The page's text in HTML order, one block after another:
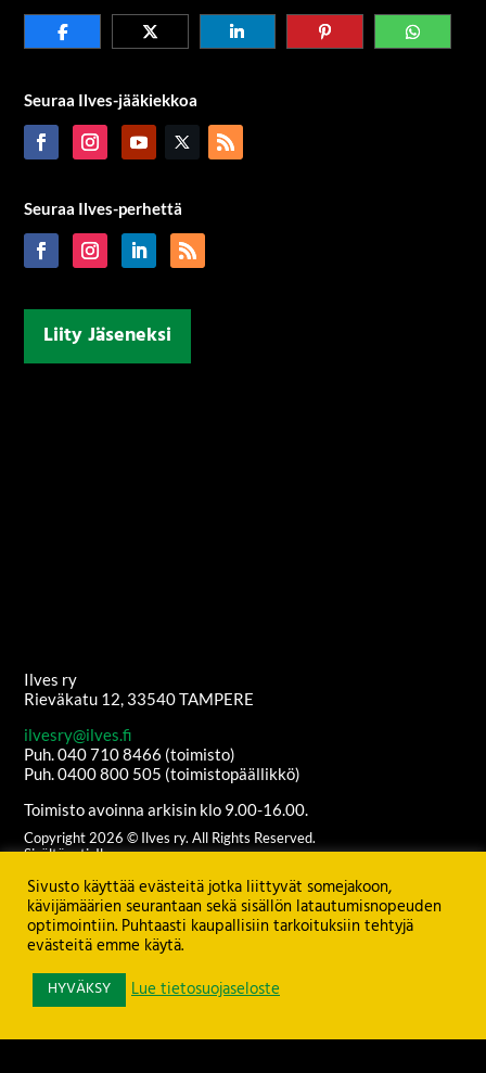
Seuraa Ilves-jääkiekkoa
Seuraa Ilves-perhettä
Liity Jäseneksi
Ilves ry
Rieväkatu 12, 33540 TAMPERE
ilvesry@ilves.fi
Puh. 040 710 8466 (toimisto)
Puh. 0400 800 505 (toimistopäällikkö)
Toimisto avoinna arkisin klo 9.00-16.00.
Copyright 2026 © Ilves ry. All Rights Reserved.
Sisältöanti: Ilves ry
Palvelimen ylläpito:Seravo Oy
KatsoTIETOSUOJASELOSTE
Sivusto käyttää evästeitä jotka liittyvät somejakoon,
kävijämäärien seurantaan sekä sisällön latautumisnopeuden
optimointiin. Puhtaasti kaupallisiin tarkoituksiin tehtyjä
evästeitä emme käytä.
HYVÄKSY
Lue tietosuojaseloste